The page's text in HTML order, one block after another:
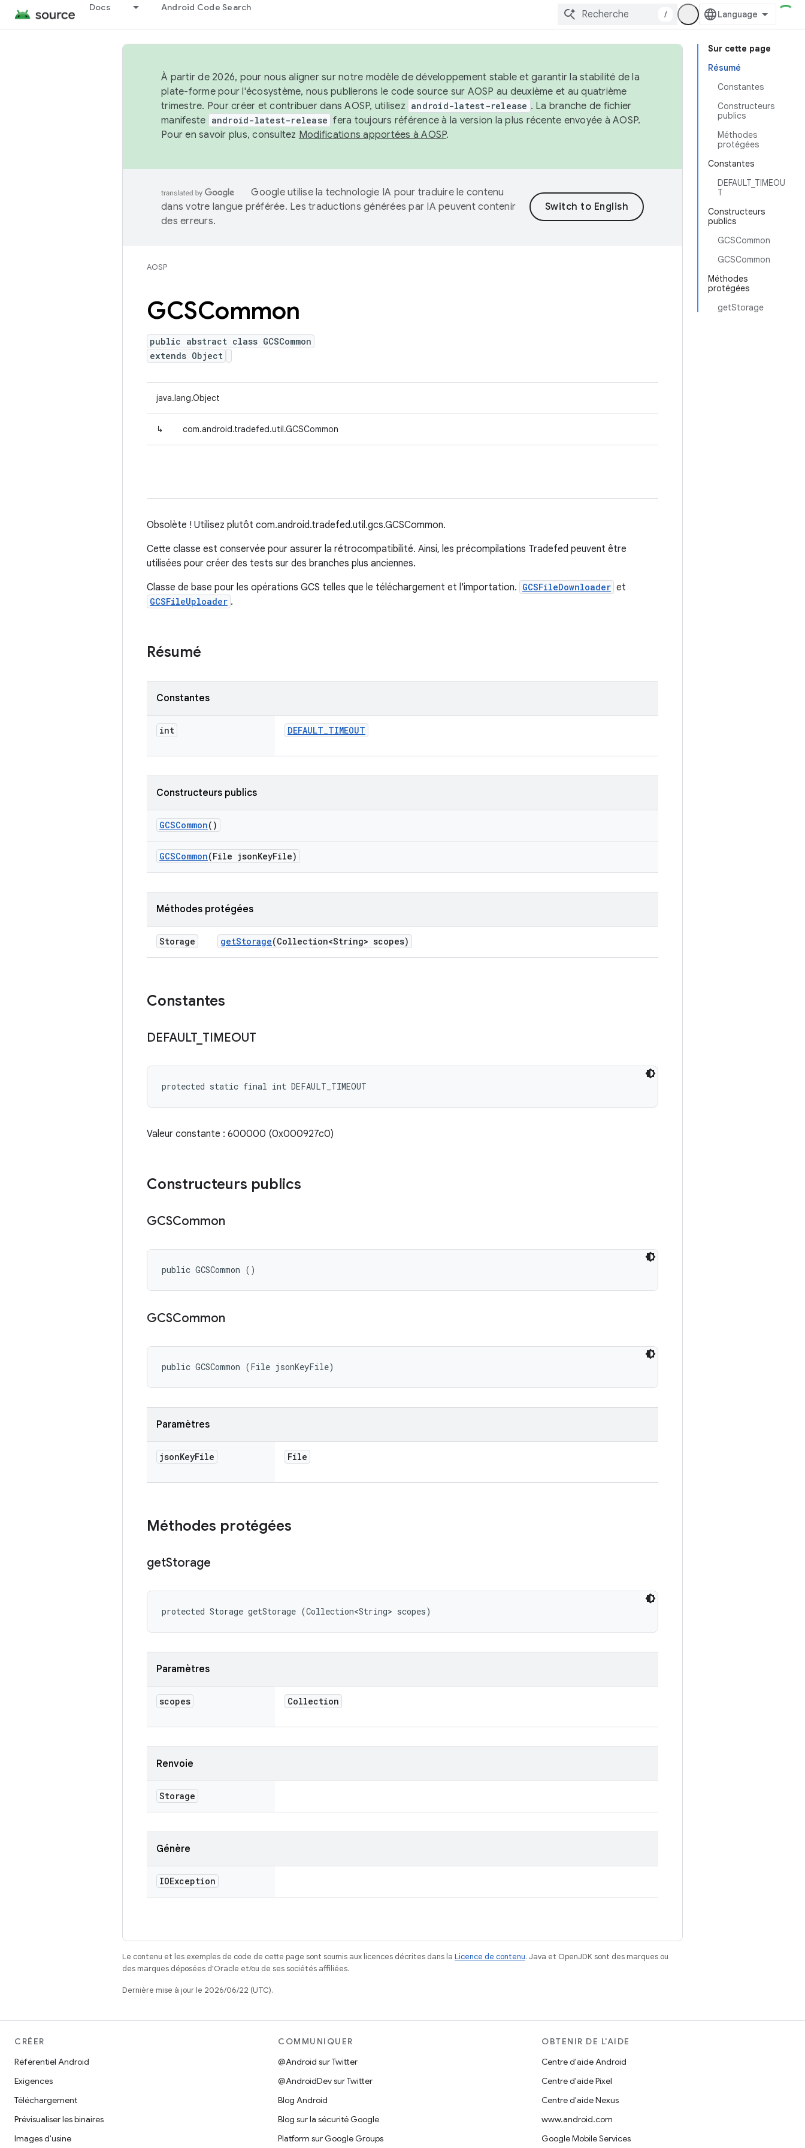
Docs Android Code Search
/
Sur cette page
Résumé
Constantes
Constructeurs
publics
Méthodes
protégées
Constantes
DEFAULT_TIMEOU
T
Constructeurs
publics
GCSCommon
GCSCommon
Méthodes
protégées
getStorage
À partir de 2026, pour nous aligner sur notre modèle de développement stable et garantir la stabilité de la
plate-forme pour l'écosystème, nous publierons le code source sur AOSP au deuxième et au quatrième
trimestre. Pour créer et contribuer dans AOSP, utilisez android-latest-release . La branche de fichier
manifeste android-latest-release fera toujours référence à la version la plus récente envoyée à AOSP.
Pour en savoir plus, consultez Modifications apportées à AOSP.
Google utilise la technologie IA pour traduire le contenu
dans votre langue préférée. Les traductions générées par IA peuvent contenir
des erreurs.
AOSP
GCSCommon
public abstract class GCSCommon
extends Object
java.lang.Object
↳ com.android.tradefed.util.GCSCommon
Obsolète ! Utilisez plutôt com.android.tradefed.util.gcs.GCSCommon.
Cette classe est conservée pour assurer la rétrocompatibilité. Ainsi, les précompilations Tradefed peuvent être
utilisées pour créer des tests sur des branches plus anciennes.
Classe de base pour les opérations GCS telles que le téléchargement et l'importation. GCSFileDownloader et
GCSFileUploader .
Résumé
Constantes
int DEFAULT_TIMEOUT
Constructeurs publics
GCSCommon()
GCSCommon(File jsonKeyFile)
Méthodes protégées
Storage getStorage(Collection<String> scopes)
Constantes
DEFAULT_ TIMEOUT
protected static final int DEFAULT_TIMEOUT
Valeur constante : 600000 (0x000927c0)
Constructeurs publics
GCSCommon
public GCSCommon ()
GCSCommon
public GCSCommon (File jsonKeyFile)
Paramètres
jsonKeyFile File
Méthodes protégées
getStorage
protected Storage getStorage (Collection<String> scopes)
Paramètres
scopes Collection
Renvoie
Storage
Génère
IOException
Le contenu et les exemples de code de cette page sont soumis aux licences décrites dans la Licence de contenu. Java et OpenJDK sont des marques ou
des marques déposées d'Oracle et/ou de ses sociétés affiliées.
Dernière mise à jour le 2026/06/22 (UTC).
CRÉER
Référentiel Android
Exigences
Téléchargement
Prévisualiser les binaires
Images d'usine
COMMUNIQUER
@Android sur Twitter
@AndroidDev sur Twitter
Blog Android
Blog sur la sécurité Google
Platform sur Google Groups
OBTENIR DE L'AIDE
Centre d'aide Android
Centre d'aide Pixel
Centre d'aide Nexus
www.android.com
Google Mobile Services